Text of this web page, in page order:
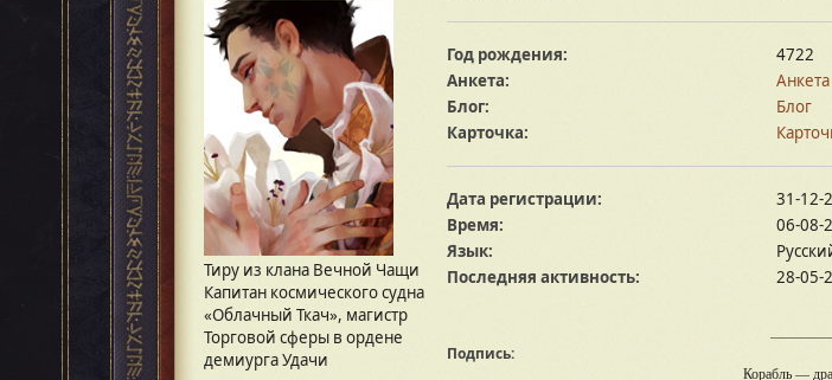
Тиру из клана Вечной Чащи
Капитан космического судна
«Облачный Ткач», магистр
Торговой сферы в ордене
демиурга Удачи
Год рождения:
4722
Анкета:
Анкета
Блог:
Блог
Карточка:
Дата регистрации:
31-12-
Время:
06-08-
Язык:
Последняя активность:
28-05-
Подпись:
Корабль —